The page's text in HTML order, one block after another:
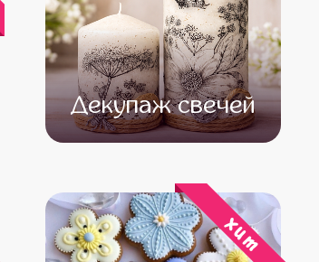
Декупаж свечей
хит